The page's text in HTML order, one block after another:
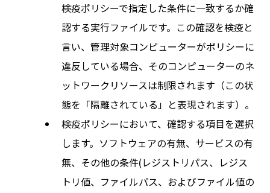
検疫ポリシーで指定した条件に一致するか確
認する実行ファイルです。この確認を検疫と
言い、管理対象コンピューターがポリシーに
違反している場合、そのコンピューターのネ
ットワークリソースは制限されます（この状
態を「隔離されている」と表現されます）。
検疫ポリシーにおいて、確認する項目を選択
します。ソフトウェアの有無、サービスの有
無、その他の条件(レジストリパス、レジス
トリ値、ファイルパス、およびファイル値の